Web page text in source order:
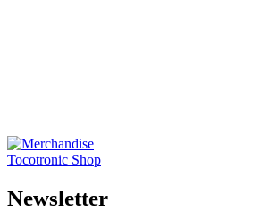
Tocotronic Shop
News­letter